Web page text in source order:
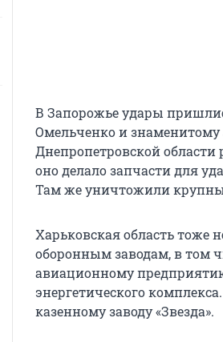
В Запорожье удары
Омельченко и
Днепропетровской
оно делало запчасти для
Там же уничтожили
Харьковская область тоже
оборонным заводам, в том
авиационному
энергетического
казенному заводу «Звезда».